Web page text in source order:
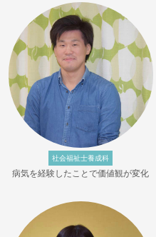
社会福祉士養成科
病気を経験したことで価値観が変化